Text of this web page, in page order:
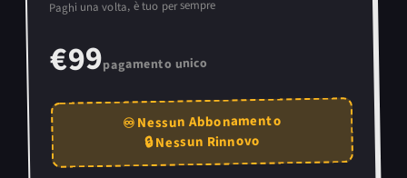
Paghi una volta, è tuo per sempre
€99pagamento unico
♾️ Nessun Abbonamento
🔒 Nessun Rinnovo